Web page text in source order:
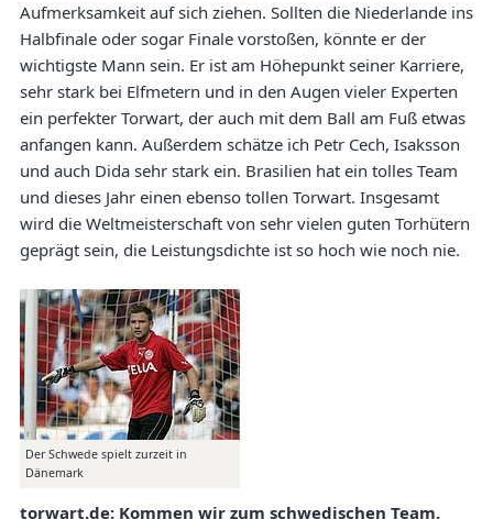
Aufmerksamkeit auf sich ziehen. Sollten die Niederlande ins
Halbfinale oder sogar Finale vorstoßen, könnte er der
wichtigste Mann sein. Er ist am Höhepunkt seiner Karriere,
sehr stark bei Elfmetern und in den Augen vieler Experten
ein perfekter Torwart, der auch mit dem Ball am Fuß etwas
anfangen kann. Außerdem schätze ich Petr Cech, Isaksson
und auch Dida sehr stark ein. Brasilien hat ein tolles Team
und dieses Jahr einen ebenso tollen Torwart. Insgesamt
wird die Weltmeisterschaft von sehr vielen guten Torhütern
geprägt sein, die Leistungsdichte ist so hoch wie noch nie.
Der Schwede spielt zurzeit in
Dänemark
torwart.de: Kommen wir zum schwedischen Team.